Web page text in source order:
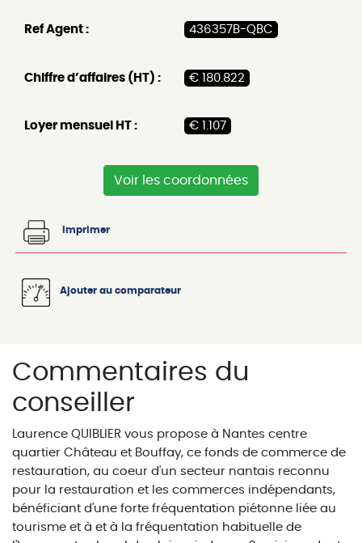
Ref Agent : 436357B-QBC
Chiffre d’affaires (HT) : € 180.822
Loyer mensuel HT : € 1.107
Voir les coordonnées
Imprimer
Ajouter au comparateur
Commentaires du
conseiller
Laurence QUIBLIER vous propose à Nantes centre
quartier Château et Bouffay, ce fonds de commerce de
restauration, au coeur d'un secteur nantais reconnu
pour la restauration et les commerces indépendants,
bénéficiant d'une forte fréquentation piétonne liée au
tourisme et à et à la fréquentation habituelle de